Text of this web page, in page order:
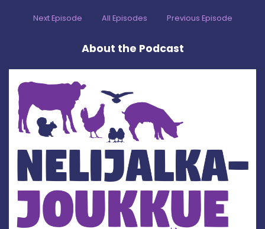
Next Episode All Episodes Previous Episode
About the Podcast